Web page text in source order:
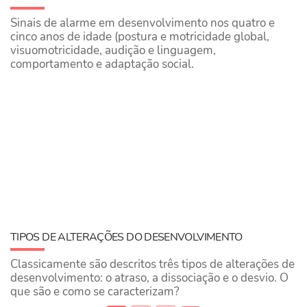
Sinais de alarme em desenvolvimento nos quatro e
cinco anos de idade (postura e motricidade global,
visuomotricidade, audição e linguagem,
comportamento e adaptação social.
TIPOS DE ALTERAÇÕES DO DESENVOLVIMENTO
Classicamente são descritos três tipos de alterações de
desenvolvimento: o atraso, a dissociação e o desvio. O
que são e como se caracterizam?